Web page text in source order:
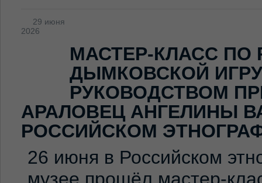
29 июня
2026
МАСТЕР-КЛАСС ПО
ДЫМКОВСКОЙ
РУКОВОДСТВОМ
АРАЛОВЕЦ АНГЕЛИНЫ
РОССИЙСКОМ
26 июня в Российском
музее прошёл мастер-